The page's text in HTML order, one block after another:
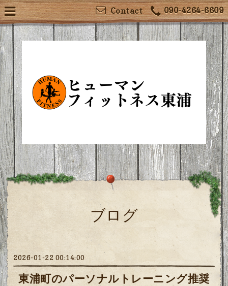
090-4264-6609
Contact
ブログ
2026-01-22 00:14:00
東浦町のパーソナルトレーニング推奨